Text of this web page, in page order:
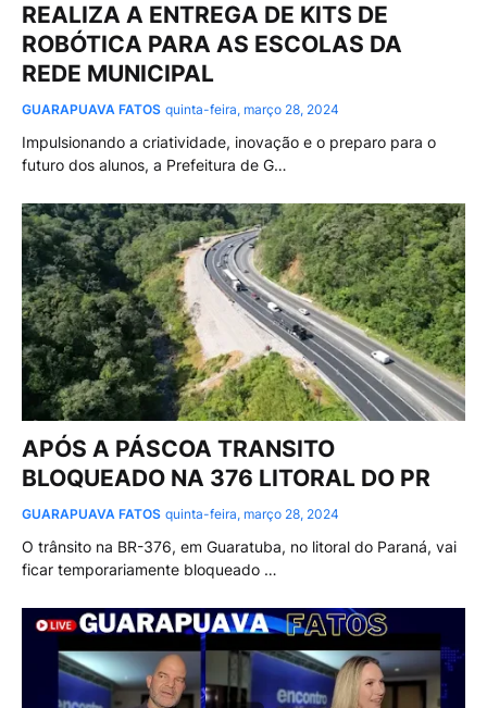
REALIZA A ENTREGA DE KITS DE
ROBÓTICA PARA AS ESCOLAS DA
REDE MUNICIPAL
GUARAPUAVA FATOS quinta-feira, março 28, 2024
Impulsionando a criatividade, inovação e o preparo para o
futuro dos alunos, a Prefeitura de G…
APÓS A PÁSCOA TRANSITO
BLOQUEADO NA 376 LITORAL DO PR
GUARAPUAVA FATOS quinta-feira, março 28, 2024
O trânsito na BR-376, em Guaratuba, no litoral do Paraná, vai
ficar temporariamente bloqueado …